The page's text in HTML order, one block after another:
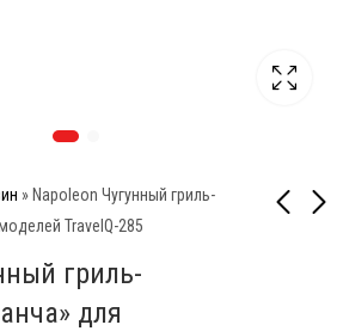
» Napoleon Чугунный гриль-
TravelQ-285
гриль-
для